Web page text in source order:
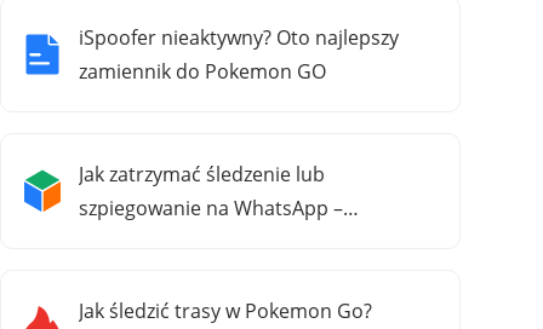
iSpoofer nieaktywny? Oto najlepszy
zamiennik do Pokemon GO
Jak zatrzymać śledzenie lub
szpiegowanie na WhatsApp –
Jak śledzić trasy w Pokemon Go?